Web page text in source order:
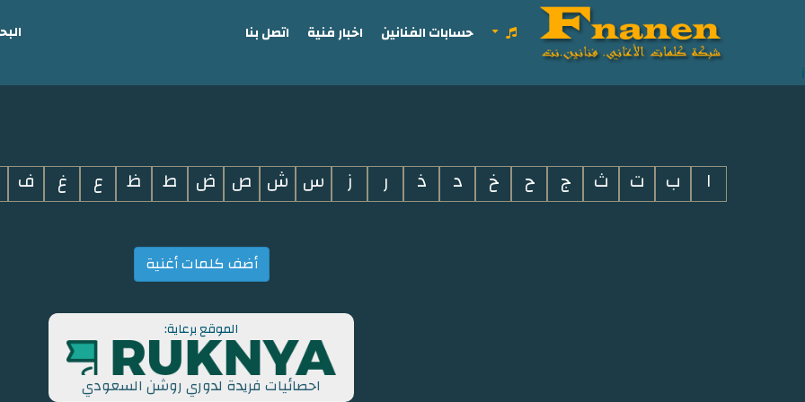
i
حسابات الفنانين اخبار فنية اتصل بنا
ا ب ت ث ج ح خ د ذ ر ز س ش ص ض ط ظ ع غ ف
أضف كلمات أغنية
الموقع برعاية:
احصائيات فريدة لدوري روشن السعودي